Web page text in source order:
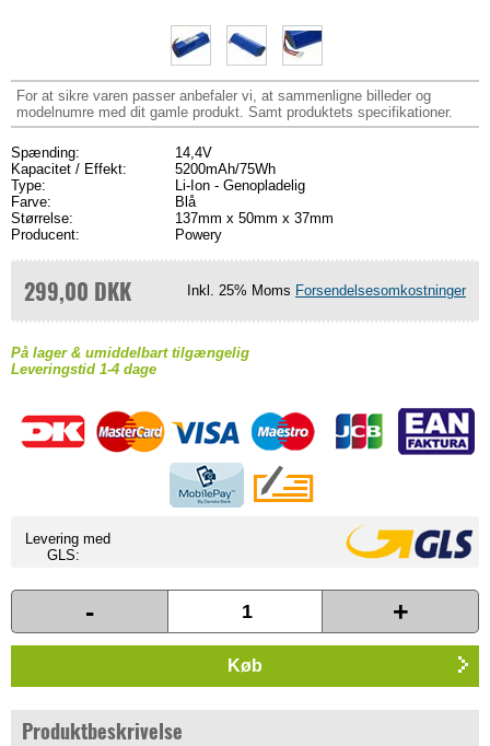
For at sikre varen passer anbefaler vi, at sammenligne billeder og
modelnumre med dit gamle produkt. Samt produktets specifikationer.
Spænding:
14,4V
Kapacitet / Effekt:
5200mAh/75Wh
Type:
Li-Ion - Genopladelig
Farve:
Blå
Størrelse:
137mm x 50mm x 37mm
Producent:
Powery
299,00 DKK Inkl. 25% Moms Forsendelsesomkostninger
På lager & umiddelbart tilgængelig
Leveringstid 1-4 dage
Levering med
GLS:
- +
Køb
Produktbeskrivelse